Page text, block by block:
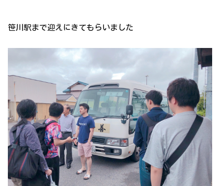
笹川駅まで迎えにきてもらいました